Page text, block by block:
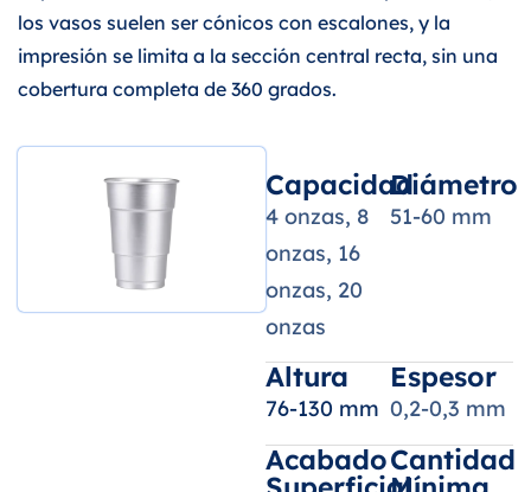
los vasos suelen ser cónicos con escalones, y la
impresión se limita a la sección central recta, sin una
cobertura completa de 360 grados.
Capacidad
4 onzas, 8
onzas, 16
onzas, 20
onzas
Diámetro
51-60 mm
Altura
76-130 mm
Espesor
0,2-0,3 mm
AcabadoCantidad